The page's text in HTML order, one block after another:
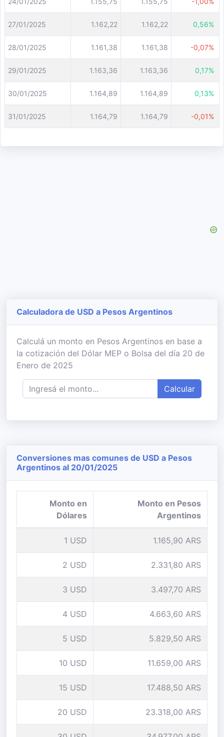
27/01/2025 1.162,22 1.162,22 0,56%
28/01/2025 1.161,38 1.161,38 -0,07%
29/01/2025 1.163,36 1.163,36 0,17%
30/01/2025 1.164,89 1.164,89 0,13%
31/01/2025 1.164,79 1.164,79 -0,01%
Calculadora de USD a Pesos Argentinos
Calculá un monto en Pesos Argentinos en base a
la cotización del Dólar MEP o Bolsa del día 20 de
Enero de 2025
Calcular
Conversiones mas comunes de USD a Pesos
Argentinos al 20/01/2025
Monto en
Dólares
Monto en Pesos
Argentinos
1 USD 1.165,90 ARS
2 USD 2.331,80 ARS
3 USD 3.497,70 ARS
4 USD 4.663,60 ARS
5 USD 5.829,50 ARS
10 USD 11.659,00 ARS
15 USD 17.488,50 ARS
20 USD 23.318,00 ARS